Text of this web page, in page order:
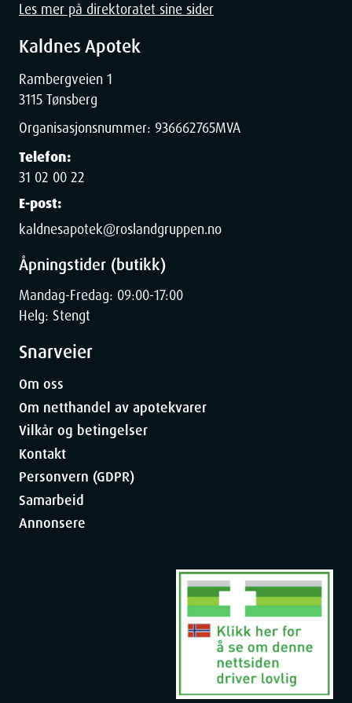
Les mer på direktoratet sine sider
Kaldnes Apotek
Rambergveien 1
3115 Tønsberg
Organisasjonsnummer: 936662765MVA
Telefon:
31 02 00 22
E-post:
kaldnesapotek@roslandgruppen.no
Åpningstider (butikk)
Mandag-Fredag: 09:00-17:00
Helg: Stengt
Snarveier
Om oss
Om netthandel av apotekvarer
Vilkår og betingelser
Kontakt
Personvern (GDPR)
Samarbeid
Annonsere